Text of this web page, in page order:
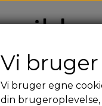
Vi
Vi bruger egne
din